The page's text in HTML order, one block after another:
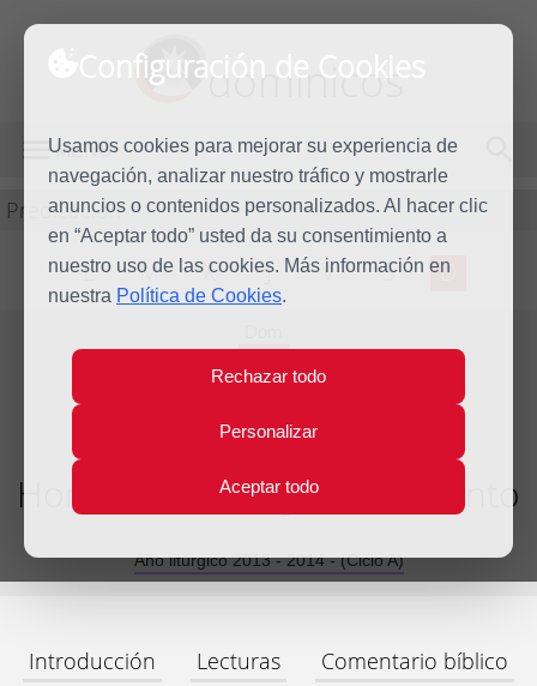
Configuración de Cookies
Usamos cookies para mejorar su experiencia de
navegación, analizar nuestro tráfico y mostrarle
anuncios o contenidos personalizados. Al hacer clic
en “Aceptar todo” usted da su consentimiento a
nuestro uso de las cookies. Más información en
nuestra Política de Cookies.
Rechazar todo
Personalizar
Aceptar todo
dominicos
MENÚ
Predicación
L M X J V S D
1
Dic
Homilía I Domingo de Adviento
Año litúrgico 2013 - 2014 - (Ciclo A)
Introducción Lecturas Comentario bíblico